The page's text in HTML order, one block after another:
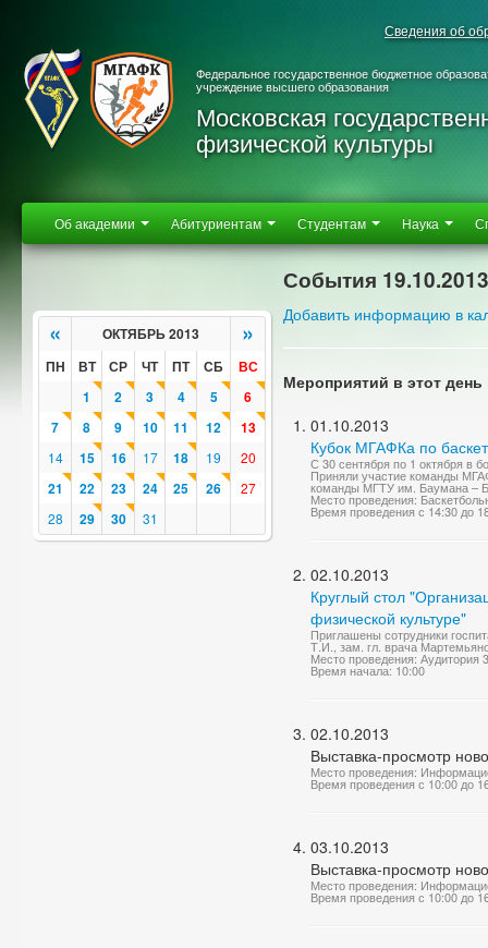
Сведения об
Федеральное государственное бюджетное
учреждение высшего образования
Московская
физической культуры
Об академии Абитуриентам Студентам Наука
« ОКТЯБРЬ 2013 »
ПН ВТ СР ЧТ ПТ СБ
ВС
1
2 3 4 5
6
7
8 9 10 11 12 13
14 15 16 17 18 19 20
21 22 23 24 25 26
27
28
29 30 31
События 19.10.2013
Добавить информацию в
Мероприятий в этот день
01.10.2013
Кубок МГАФКа по
С 30 сентября по 1 октября в
Приняли участие команды
команды МГТУ им. Баумана –
Место проведения:
Время проведения с 14:30 до
02.10.2013
Круглый стол
физической культуре"
Приглашены сотрудники
Т.И., зам. гл. врача
Место проведения: Аудитория
Время начала: 10:00
02.10.2013
Выставка-просмотр
Место проведения:
Время проведения с 10:00 до
03.10.2013
Выставка-просмотр
Место проведения:
Время проведения с 10:00 до